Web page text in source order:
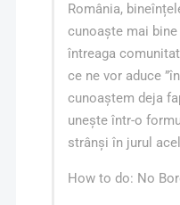
România,
cunoaște mai
întreaga
ce ne vor aduce
cunoaștem deja
unește într-o
strânși în jurul
How to do: No